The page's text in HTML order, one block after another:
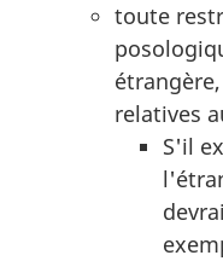
toute
relatives
S'il